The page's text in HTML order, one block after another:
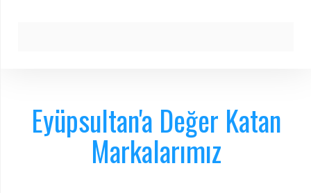
Eyüpsultan'a Değer Katan
Markalarımız